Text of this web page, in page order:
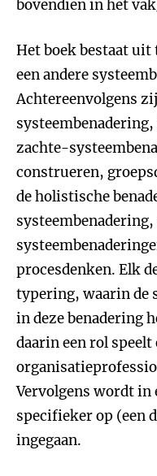
bovendien in het
Het boek bestaat uit
een andere
Achtereenvolgens
zachte-
construeren,
de holistische
procesdenken. Elk
typering, waarin de
in deze benadering
daarin een rol speelt
Vervolgens wordt in
specifieker op (een
ingegaan.